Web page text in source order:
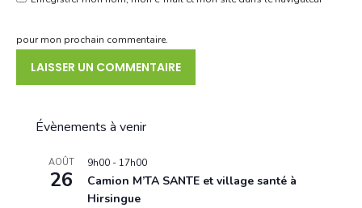
pour mon prochain commentaire.
Évènements à venir
AOÛT
26
9h00 - 17h00
Camion M’TA SANTE et village santé à
Hirsingue